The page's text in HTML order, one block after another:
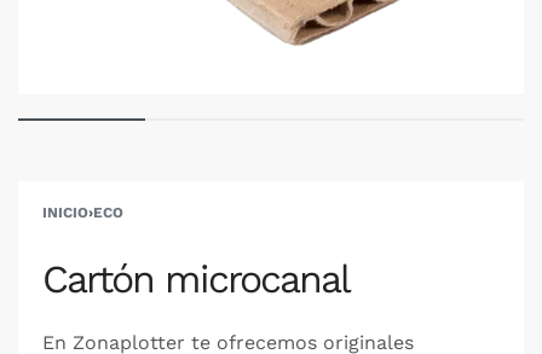
INICIO›ECO
Cartón microcanal
En Zonaplotter te ofrecemos originales